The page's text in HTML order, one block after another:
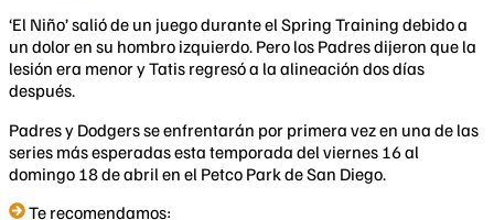
‘El Niño’ salió de un juego durante el Spring Training debido a
un dolor en su hombro izquierdo. Pero los Padres dijeron que la
lesión era menor y Tatis regresó a la alineación dos días
después.
Padres y Dodgers se enfrentarán por primera vez en una de las
series más esperadas esta temporada del viernes 16 al
domingo 18 de abril en el Petco Park de San Diego.
Te recomendamos: